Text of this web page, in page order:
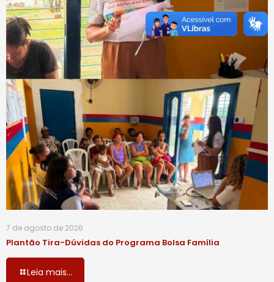
7 de agosto de 2026
Plantão Tira-Dúvidas do Programa Bolsa Família
Leia mais...